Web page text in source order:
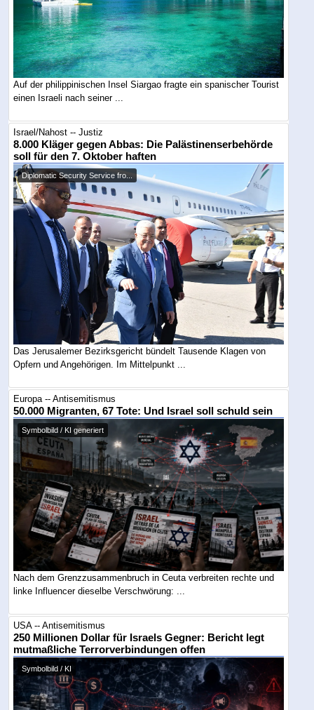
Auf der philippinischen Insel Siargao fragte ein spanischer Tourist
einen Israeli nach seiner ...
Israel/Nahost -- Justiz
8.000 Kläger gegen Abbas: Die Palästinenserbehörde
soll für den 7. Oktober haften
Diplomatic Security Service fro...
Das Jerusalemer Bezirksgericht bündelt Tausende Klagen von
Opfern und Angehörigen. Im Mittelpunkt ...
Europa -- Antisemitismus
50.000 Migranten, 67 Tote: Und Israel soll schuld sein
Symbolbild / KI generiert
Nach dem Grenzzusammenbruch in Ceuta verbreiten rechte und
linke Influencer dieselbe Verschwörung: ...
USA -- Antisemitismus
250 Millionen Dollar für Israels Gegner: Bericht legt
mutmaßliche Terrorverbindungen offen
Symbolbild / KI